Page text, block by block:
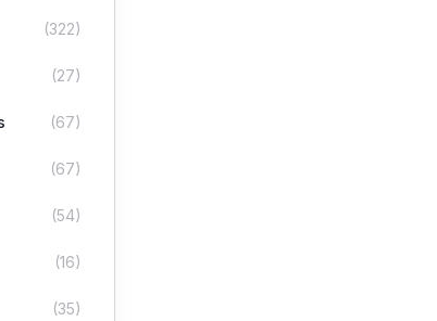
(322)
(27)
(67)
(67)
(54)
(16)
(35)